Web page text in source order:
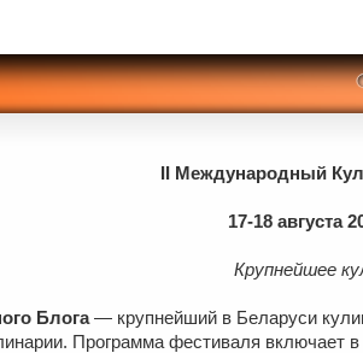
II Международный
17-18 августа
Крупнейшее
Блога— крупнейший в Беларуси
Программа фестиваля включает